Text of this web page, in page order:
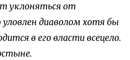
уклоняться от
диаволом хотя бы
в его власти всецело.